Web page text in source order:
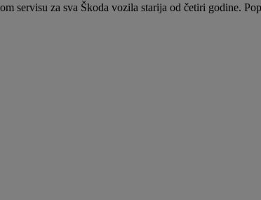
servisu za sva Škoda vozila starija od četiri godine.